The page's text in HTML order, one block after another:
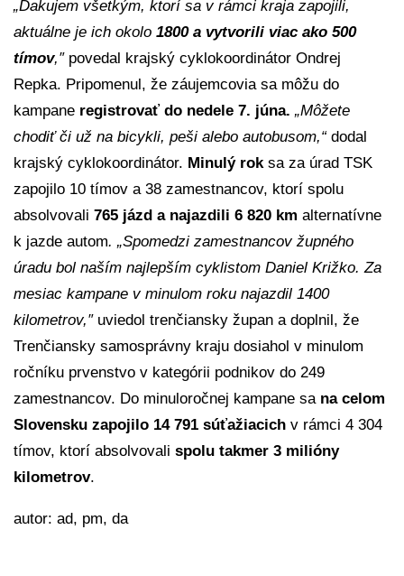
„Ďakujem všetkým, ktorí sa v rámci kraja zapojili,
aktuálne je ich okolo 1800 a vytvorili viac ako 500
tímov,″povedal krajský cyklokoordinátor Ondrej
Repka. Pripomenul, že záujemcovia sa môžu do
kampane registrovať do nedele 7. júna. „Môžete
chodiť či už na bicykli, peši alebo autobusom,“dodal
krajský cyklokoordinátor. Minulý roksa za úrad TSK
zapojilo 10 tímov a 38 zamestnancov, ktorí spolu
absolvovali 765 jázd a najazdili 6 820 km alternatívne
k jazde autom. „Spomedzi zamestnancov župného
úradu bol naším najlepším cyklistom Daniel Križko. Za
mesiac kampane v minulom roku najazdil 1400
kilometrov,″ uviedol trenčiansky župan a doplnil, že
Trenčiansky samosprávny kraju dosiahol v minulom
ročníku prvenstvo v kategórii podnikov do 249
zamestnancov. Do minuloročnej kampane sa na celom
Slovensku zapojilo 14 791 súťažiacich v rámci 4 304
tímov, ktorí absolvovali spolu takmer 3 milióny
kilometrov.
autor: ad, pm, da